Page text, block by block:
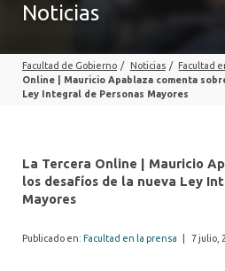
EXTENSIÓN
Noticias
Facultad de Gobierno / Noticias / Facultad
Online | Mauricio Apablaza comenta
Ley Integral de Personas Mayores
La Tercera Online | Mauricio
los desafíos de la nueva Ley
Mayores
Publicado en: Facultad en la prensa 7 julio,